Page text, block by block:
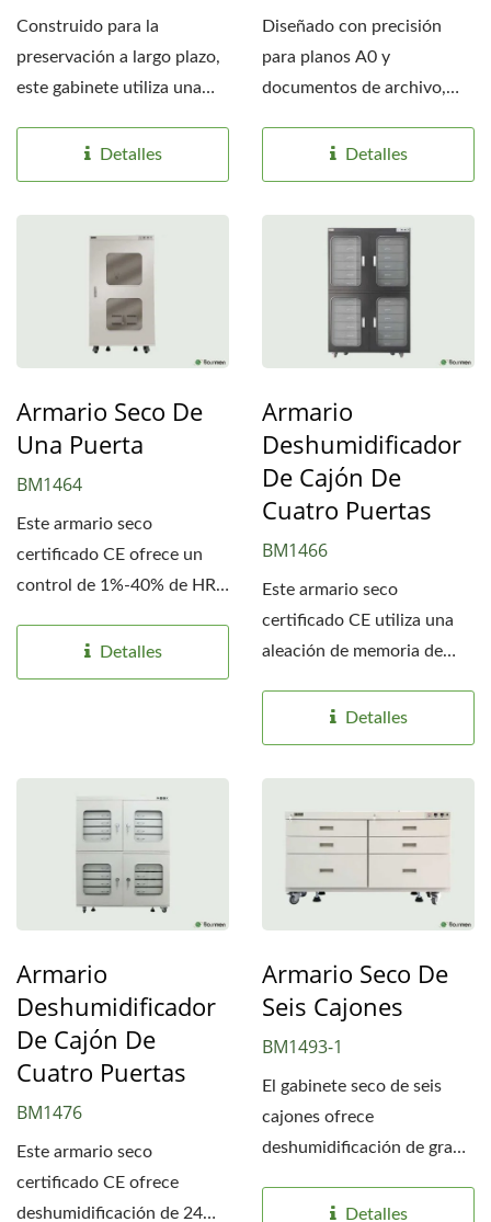
Construido para la
preservación a largo plazo,
este gabinete utiliza una
Detalles
Diseñado con precisión
para planos A0 y
documentos de archivo,
protección...Detalles
Armario Seco De
Una Puerta
BM1464
Este armario seco
certificado CE ofrece un
control de 1%-40% de HR
Su deshumidificador...
Detalles
Armario
Deshumidificador
De Cajón De
Cuatro Puertas
BM1466
Este armario seco
certificado CE utiliza una
aleación de memoria de
humedad...
Detalles
Armario
Deshumidificador
De Cajón De
Cuatro Puertas
BM1476
Este armario seco
certificado CE ofrece
deshumidificación de 24
Armario Seco De
Seis Cajones
BM1493-1
El gabinete seco de seis
cajones ofrece
deshumidificación de grado
aleación...
Detalles